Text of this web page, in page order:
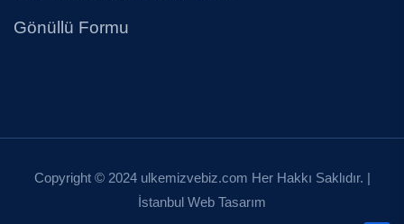
Gönüllü Formu
Copyright © 2024 ulkemizvebiz.com Her Hakkı Saklıdır. |
İstanbul Web Tasarım